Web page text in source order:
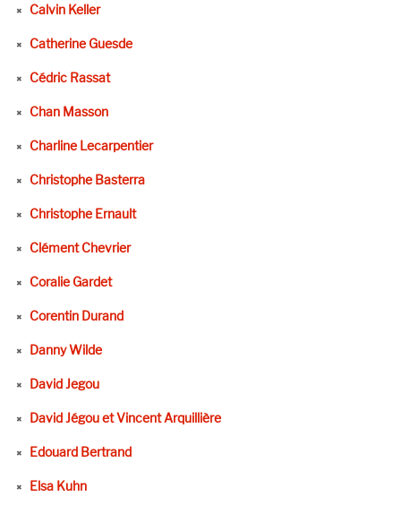
Calvin Keller
Catherine Guesde
Cédric Rassat
Chan Masson
Charline Lecarpentier
Christophe Basterra
Christophe Ernault
Clément Chevrier
Coralie Gardet
Corentin Durand
Danny Wilde
David Jegou
David Jégou et Vincent Arquillière
Edouard Bertrand
Elsa Kuhn